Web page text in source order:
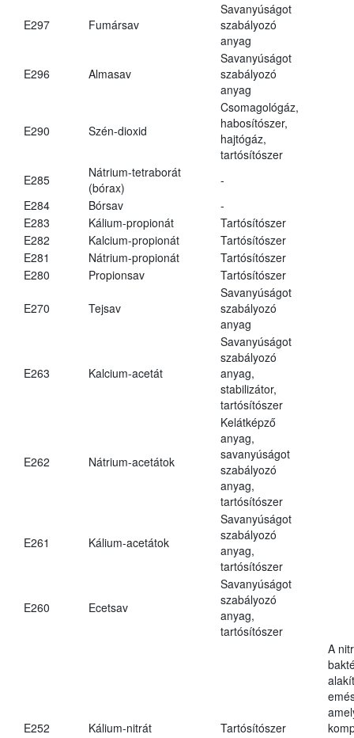
E297 Fumársav
Savanyúságot
szabályozó
anyag
E296 Almasav
Savanyúságot
szabályozó
anyag
E290 Szén-dioxid
Csomagológáz,
habosítószer,
hajtógáz,
tartósítószer
E285
Nátrium-tetraborát
(bórax)
-
E284
Bórsav
-
E283
Kálium-propionát
Tartósítószer
E282
Kalcium-propionát
Tartósítószer
E281
Nátrium-propionát
Tartósítószer
E280
Propionsav Tartósítószer
E270 Tejsav
Savanyúságot
szabályozó
anyag
E263 Kalcium-acetát
Savanyúságot
szabályozó
anyag,
stabilizátor,
tartósítószer
E262 Nátrium-acetátok
Kelátképző
anyag,
savanyúságot
szabályozó
anyag,
tartósítószer
E261 Kálium-acetátok
Savanyúságot
szabályozó
anyag,
tartósítószer
E260 Ecetsav
Savanyúságot
szabályozó
anyag,
tartósítószer
E252 Kálium-nitrát Tartósítószer
A